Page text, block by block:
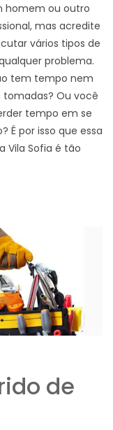
homem ou outro
mas acredite
vários tipos de
problema.
tem tempo nem
Ou você
tempo em se
É por isso que essa
Vila Sofia é tão
de